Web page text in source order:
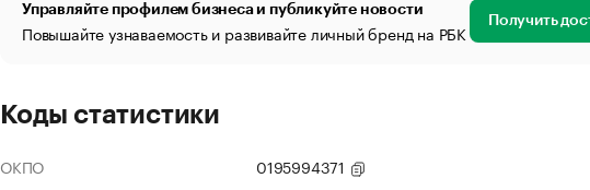
Управляйте профилем бизнеса и публикуйте новости
Повышайте узнаваемость и развивайте личный бренд на РБК Получить
Коды статистики
ОКПО
0195994371